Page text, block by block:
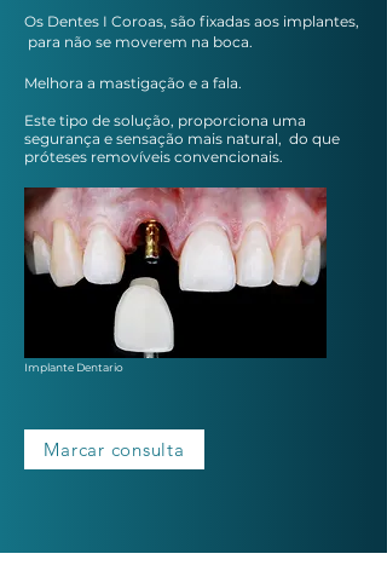
Os Dentes I Coroas, são fixadas aos implantes,
para não se moverem na boca.
Melhora a mastigação e a fala.
Este tipo de solução, proporciona uma
segurança e sensação mais natural, do que
próteses removíveis convencionais.
Implante Dentario
Marcar consulta